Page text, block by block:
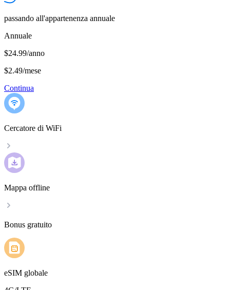
passando all'appartenenza annuale
Annuale
$24.99/anno
$2.49/mese
Continua
Cercatore di WiFi
Mappa offline
Bonus gratuito
eSIM globale